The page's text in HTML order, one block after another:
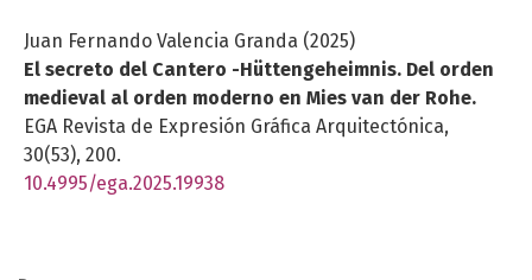
Juan Fernando Valencia Granda (2025)
El secreto del Cantero -Hüttengeheimnis. Del orden
medieval al orden moderno en Mies van der Rohe.
EGA Revista de Expresión Gráfica Arquitectónica,
30(53), 200.
10.4995/ega.2025.19938